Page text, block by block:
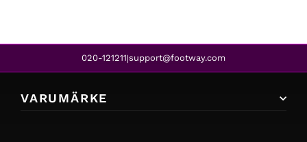
020-121211|support@footway.com
VARUMÄRKE